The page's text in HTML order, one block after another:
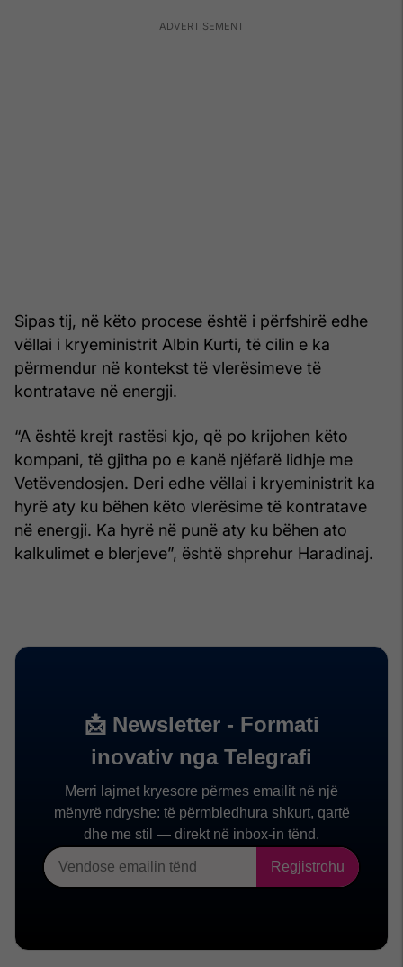
Sipas tij, në këto procese është i përfshirë edhe
vëllai i kryeministrit Albin Kurti, të cilin e ka
përmendur në kontekst të vlerësimeve të
kontratave në energji.
“A është krejt rastësi kjo, që po krijohen këto
kompani, të gjitha po e kanë njëfarë lidhje me
Vetëvendosjen. Deri edhe vëllai i kryeministrit ka
hyrë aty ku bëhen këto vlerësime të kontratave
në energji. Ka hyrë në punë aty ku bëhen ato
kalkulimet e blerjeve”, është shprehur Haradinaj.